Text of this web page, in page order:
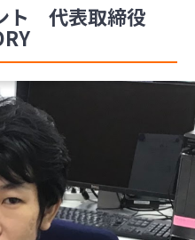
ト 代表取締役